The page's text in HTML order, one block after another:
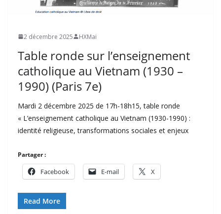
2 décembre 2025 HXMai
Table ronde sur l’enseignement
catholique au Vietnam (1930 –
1990) (Paris 7e)
Mardi 2 décembre 2025 de 17h-18h15, table ronde
« L’enseignement catholique au Vietnam (1930-1990) :
identité religieuse, transformations sociales et enjeux
Partager :
Facebook E-mail X
Read More